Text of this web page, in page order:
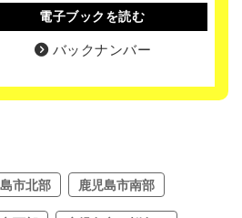
電子ブックを読む
バックナンバー
市北部 鹿児島市南部